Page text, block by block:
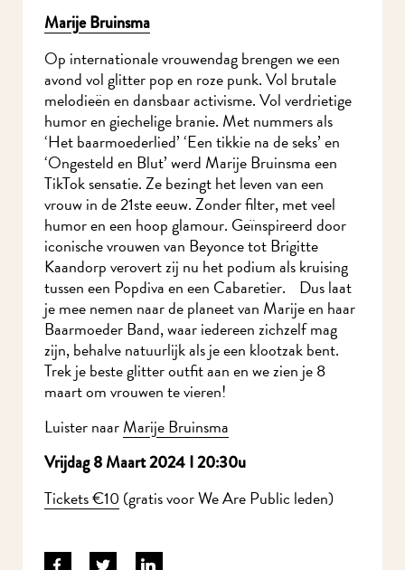
Marije Bruinsma
Op internationale vrouwendag brengen we een
avond vol glitter pop en roze punk. Vol brutale
melodieën en dansbaar activisme. Vol verdrietige
humor en giechelige branie. Met nummers als
‘Het baarmoederlied’ ‘Een tikkie na de seks’ en
‘Ongesteld en Blut’ werd Marije Bruinsma een
TikTok sensatie. Ze bezingt het leven van een
vrouw in de 21ste eeuw. Zonder filter, met veel
humor en een hoop glamour. Geïnspireerd door
iconische vrouwen van Beyonce tot Brigitte
Kaandorp verovert zij nu het podium als kruising
tussen een Popdiva en een Cabaretier. Dus laat
je mee nemen naar de planeet van Marije en haar
Baarmoeder Band, waar iedereen zichzelf mag
zijn, behalve natuurlijk als je een klootzak bent.
Trek je beste glitter outfit aan en we zien je 8
maart om vrouwen te vieren!
Luister naarMarije Bruinsma
Vrijdag 8 Maart 2024 I 20:30u
Tickets €10 (gratis voor We Are Public leden)